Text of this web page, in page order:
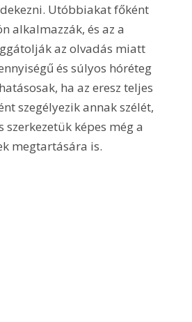
Utóbbiakat főként
alkalmazzák, és az a
az olvadás miatt
és súlyos hóréteg
ha az eresz teljes
szegélyezik annak szélét,
szerkezetük képes még a
megtartására is.